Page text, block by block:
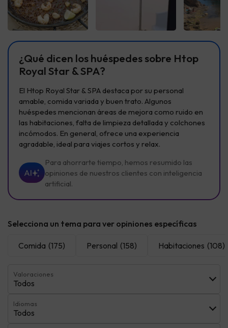
¿Qué dicen los huéspedes sobre Htop
Royal Star & SPA?
El Htop Royal Star & SPA destaca por su personal
amable, comida variada y buen trato. Algunos
huéspedes mencionan áreas de mejora como ruido en
las habitaciones, falta de limpieza detallada y colchones
incómodos. En general, ofrece una experiencia
agradable, ideal para viajes cortos y relax.
AI
Para ahorrarte tiempo, hemos resumido las
opiniones de nuestros clientes con inteligencia
artificial.
Selecciona un tema para ver opiniones específicas
Comida (175) Personal (158) Habitaciones (108)
Valoraciones
Todos
Idiomas
Todos